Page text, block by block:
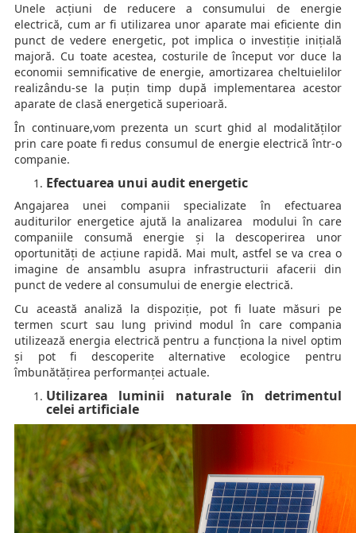
Unele acțiuni de reducere a consumului de energie
electrică, cum ar fi utilizarea unor aparate mai eficiente din
punct de vedere energetic, pot implica o investiție inițială
majoră. Cu toate acestea, costurile de început vor duce la
economii semnificative de energie, amortizarea cheltuielilor
realizându-se la puțin timp după implementarea acestor
aparate de clasă energetică superioară.
În continuare,vom prezenta un scurt ghid al modalităților
prin care poate fi redus consumul de energie electrică într-o
companie.
Efectuarea unui audit energetic
Angajarea unei companii specializate în efectuarea
auditurilor energetice ajută la analizarea modului în care
companiile consumă energie și la descoperirea unor
oportunități de acțiune rapidă. Mai mult, astfel se va crea o
imagine de ansamblu asupra infrastructurii afacerii din
punct de vedere al consumului de energie electrică.
Cu această analiză la dispoziție, pot fi luate măsuri pe
termen scurt sau lung privind modul în care compania
utilizează energia electrică pentru a funcționa la nivel optim
și pot fi descoperite alternative ecologice pentru
îmbunătățirea performanței actuale.
Utilizarea luminii naturale în detrimentul
celei artificiale